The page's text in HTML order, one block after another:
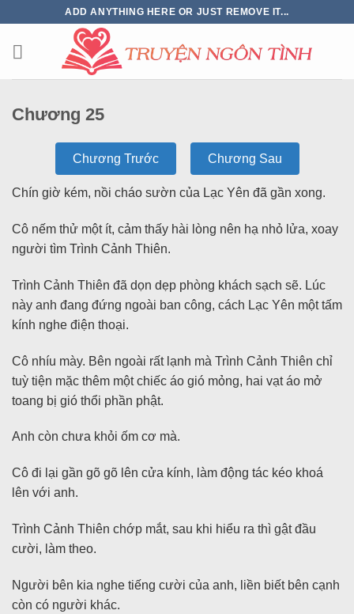
ADD ANYTHING HERE OR JUST REMOVE IT...
Chương 25
Chương Trước Chương Sau
Chín giờ kém, nồi cháo sườn của Lạc Yên đã gần xong.
Cô nếm thử một ít, cảm thấy hài lòng nên hạ nhỏ lửa, xoay
người tìm Trình Cảnh Thiên.
Trình Cảnh Thiên đã dọn dẹp phòng khách sạch sẽ. Lúc
này anh đang đứng ngoài ban công, cách Lạc Yên một tấm
kính nghe điện thoại.
Cô nhíu mày. Bên ngoài rất lạnh mà Trình Cảnh Thiên chỉ
tuỳ tiện mặc thêm một chiếc áo gió mỏng, hai vạt áo mở
toang bị gió thổi phần phật.
Anh còn chưa khỏi ốm cơ mà.
Cô đi lại gần gõ gõ lên cửa kính, làm động tác kéo khoá
lên với anh.
Trình Cảnh Thiên chớp mắt, sau khi hiểu ra thì gật đầu
cười, làm theo.
Người bên kia nghe tiếng cười của anh, liền biết bên cạnh
còn có người khác.